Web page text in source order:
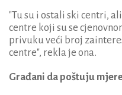
"Tu su i ostali ski centri,
centre koji su se
privuku veći broj
centre", rekla je ona.
Građani da poštuju